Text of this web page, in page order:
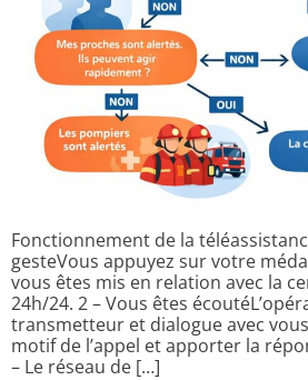
Fonctionnement de la
gesteVous appuyez sur votre
vous êtes mis en relation avec la
24h/24. 2 – Vous êtes
transmetteur et dialogue avec
motif de l’appel et apporter la
– Le réseau de […]